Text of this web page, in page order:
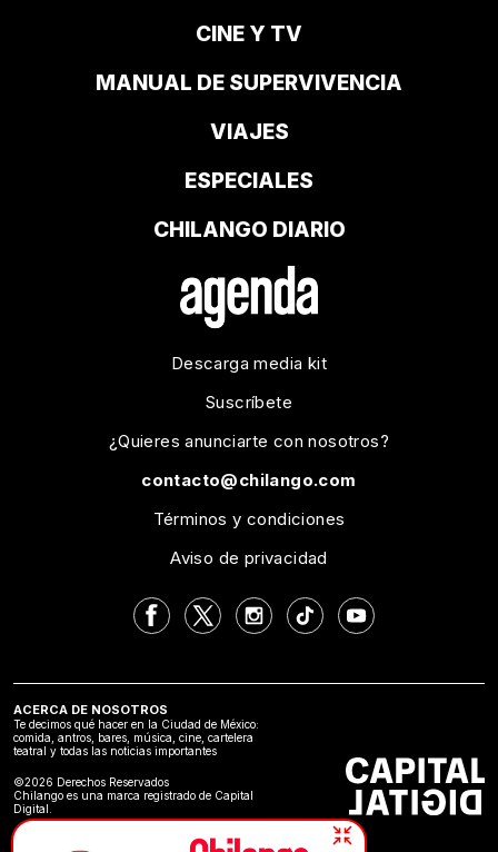
CINE Y TV
MANUAL DE SUPERVIVENCIA
VIAJES
ESPECIALES
CHILANGO DIARIO
Descarga media kit
Suscríbete
¿Quieres anunciarte con nosotros?
contacto@chilango.com
Términos y condiciones
Aviso de privacidad
ACERCA DE NOSOTROS
Te decimos qué hacer en la Ciudad de México:
comida, antros, bares, música, cine, cartelera
teatral y todas las noticias importantes
©2026 Derechos Reservados
Chilango es una marca registrado de Capital
Digital.